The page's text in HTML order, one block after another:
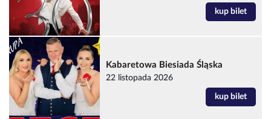
kup bilet
Kabaretowa Biesiada Śląska
22 listopada 2026
kup bilet